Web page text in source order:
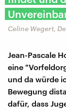
Celine Wegert,
Jean-Pascale
eine
und da würde
Bewegung
dafür, dass